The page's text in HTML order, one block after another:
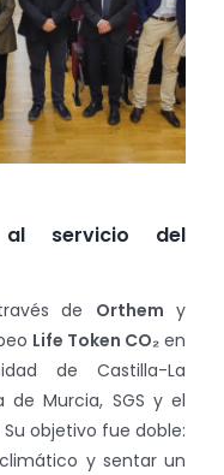
al servicio del
de Orthem y
Life Token CO₂en
de Castilla-La
de Murcia, SGS y el
objetivo fue doble:
y sentar un